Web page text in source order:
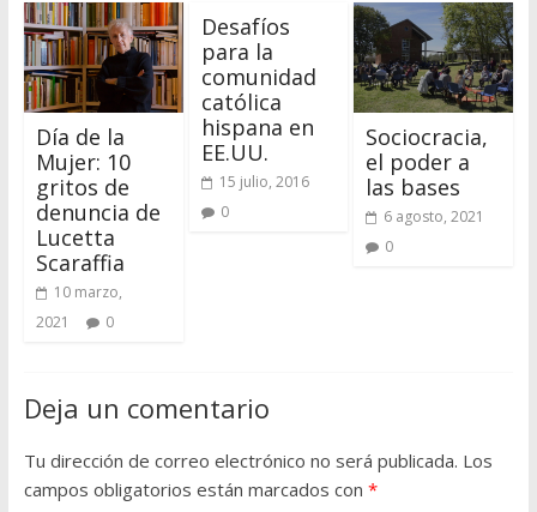
Día de la
Mujer: 10
gritos de
denuncia de
Lucetta
Scaraffia
10 marzo,
2021
0
Desafíos
para la
comunidad
católica
hispana en
EE.UU.
15 julio, 2016
0
Sociocracia,
el poder a
las bases
6 agosto, 2021
0
Deja un comentario
Tu dirección de correo electrónico no será publicada. Los
campos obligatorios están marcados con *